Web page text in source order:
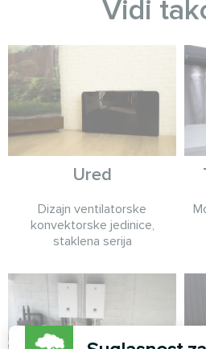
Vidi
Ured
Dizajn ventilatorske
konvektorske jedinice,
staklena serija